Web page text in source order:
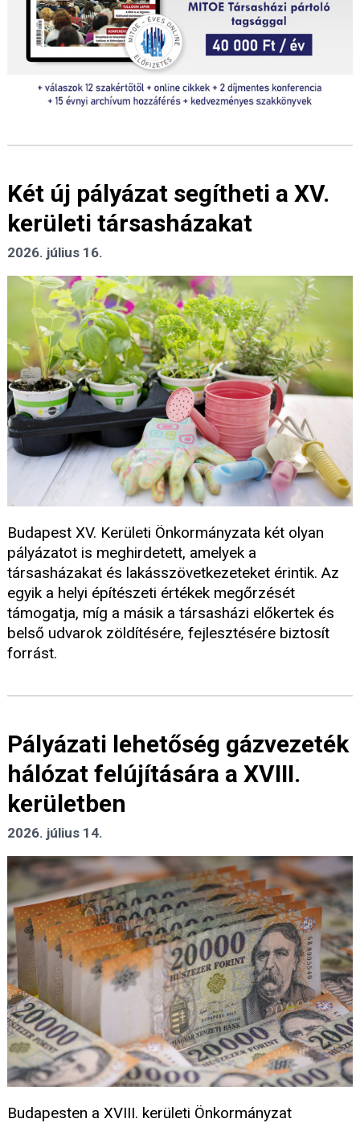
Két új pályázat segítheti a XV.
kerületi társasházakat
2026. július 16.
Budapest XV. Kerületi Önkormányzata két olyan
pályázatot is meghirdetett, amelyek a
társasházakat és lakásszövetkezeteket érintik. Az
egyik a helyi építészeti értékek megőrzését
támogatja, míg a másik a társasházi előkertek és
belső udvarok zöldítésére, fejlesztésére biztosít
forrást.
Pályázati lehetőség gázvezeték
hálózat felújítására a XVIII.
kerületben
2026. július 14.
Budapesten a XVIII. kerületi Önkormányzat